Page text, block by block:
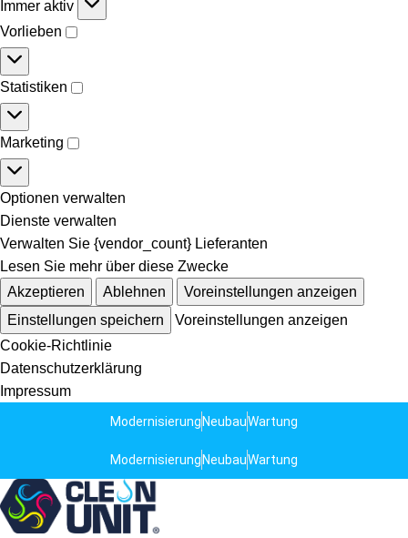
Immer aktiv
Vorlieben
Statistiken
Marketing
Optionen verwalten
Dienste verwalten
Verwalten Sie {vendor_count} Lieferanten
Lesen Sie mehr über diese Zwecke
Akzeptieren
Ablehnen
Voreinstellungen anzeigen
Einstellungen speichern
Voreinstellungen anzeigen
Cookie-Richtlinie
Datenschutzerklärung
Impressum
Modernisierung NeubauWartung
Modernisierung NeubauWartung